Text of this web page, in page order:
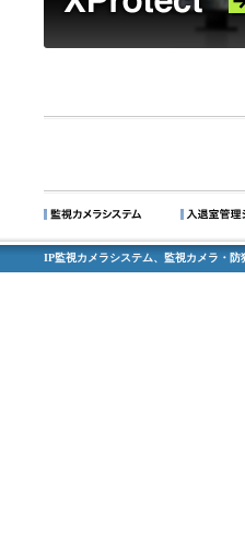
IP監視カメラシステム、監視カメラ・